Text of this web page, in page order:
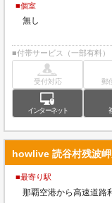
■個室
無し
■付帯サービス（一部有料）
受付対応 郵
インターネット
howlive 読谷村残波
■最寄り駅
那覇空港から高速道路